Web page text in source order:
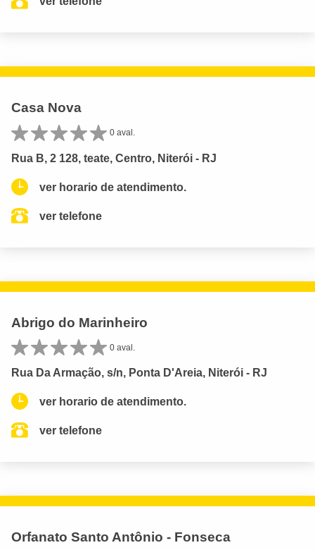
Casa Nova
0 aval.
Rua B, 2 128, teate, Centro, Niterói - RJ
ver horario de atendimento.
ver telefone
Abrigo do Marinheiro
0 aval.
Rua Da Armação, s/n, Ponta D'Areia, Niterói - RJ
ver horario de atendimento.
ver telefone
Orfanato Santo Antônio - Fonseca